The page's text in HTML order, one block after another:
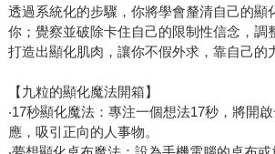
透過系統化的步驟，你將學會釐清自己的顯
你；覺察並破除卡住自己的限制性信念，調
打造出顯化肌肉，讓你不假外求，靠自己的
【九粒的顯化魔法開箱】
‧17秒顯化魔法：專注一個想法17秒，將開
應，吸引正向的人事物。